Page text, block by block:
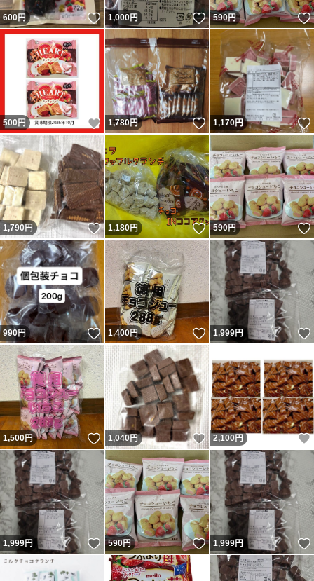
600円 いいね！
1,000円 いいね！
590円
500 円 いいね！
1,780円 いいね！
1,170円
1,790円 いいね！
1,180円 いいね！
590円
990円 いいね！
1,400円 いいね！
1,999円
1,500円 いいね！
1,040円 いいね！
2,100 円
1,999円 いいね！
590円 いいね！
1,999円